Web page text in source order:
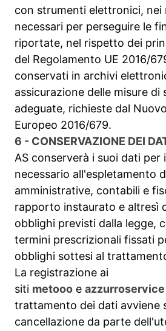
con strumenti elettronici, nei
necessari per perseguire le
riportate, nel rispetto dei
del Regolamento UE 2016/
conservati in archivi
assicurazione delle misure di
adeguate, richieste dal
Europeo 2016/679.
6 - CONSERVAZIONE DEI
AS conserverà i suoi dati per
necessario all'espletamento
amministrative, contabili e
rapporto instaurato e altresì
obblighi previsti dalla legge,
termini prescrizionali fissati
obblighi sottesi al
La registrazione ai
siti metooo e azzurroservice
trattamento dei dati avviene
cancellazione da parte